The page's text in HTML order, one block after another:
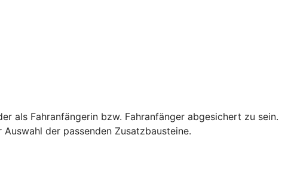
als Fahranfängerin bzw. Fahranfänger abgesichert zu sein.
der passenden Zusatzbausteine.